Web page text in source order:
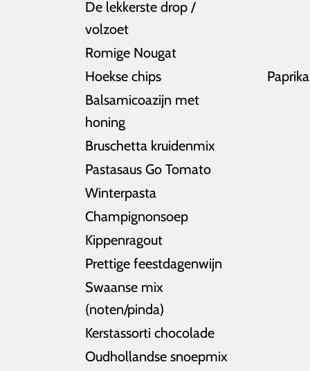
De lekkerste drop /
volzoet
Romige Nougat
Hoekse chips
Paprika
Balsamicoazijn met
honing
Bruschetta kruidenmix
Pastasaus Go Tomato
Winterpasta
Champignonsoep
Kippenragout
Prettige feestdagenwijn
Swaanse mix
(noten/pinda)
Kerstassorti chocolade
Oudhollandse snoepmix